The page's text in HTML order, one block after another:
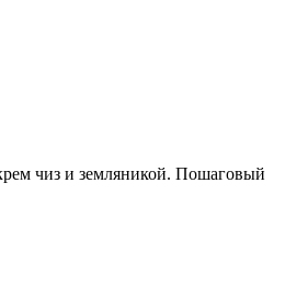
чиз и земляникой. Пошаговый